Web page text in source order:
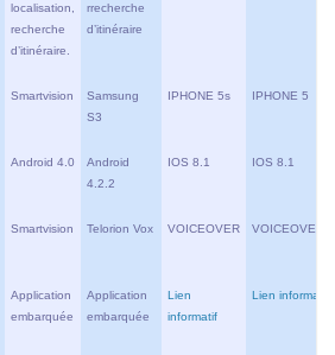
localisation,
recherche
d’itinéraire.
rrecherche
d’itinéraire
Smartvision
Samsung
S3
IPHONE 5s IPHONE 5
Android 4.0
Android
4.2.2
IOS 8.1 IOS 8.1
Smartvision Telorion Vox VOICEOVER VOICEOVER
Application
embarquée
Application
embarquée
Lien
informatif
Lien informatif